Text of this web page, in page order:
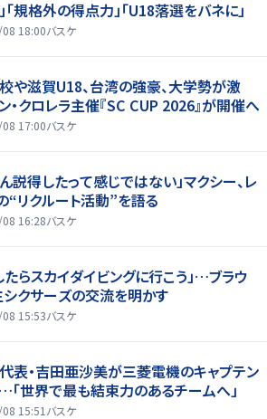
「規格外の得点力」「U18落選をバネに」
18:00バスケ
や滋賀U18、台湾の強豪、大学勢が激
クロレラ主催『SC CUP 2026』が開催へ
17:00バスケ
ん説得したって感じではない」マクシー、レ
“リクルート活動”を語る
16:28バスケ
たらスカイダイビングに行こう」…ブラウ
シクサーズの交流を明かす
15:53バスケ
表・吉田亜沙美が三菱電機のキャプテン
「世界で最も結束力のあるチームへ」
15:51 バスケ